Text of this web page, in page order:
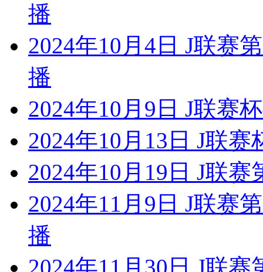
播
2024年10月4日 J联赛
播
2024年10月9日 J联赛
2024年10月13日 J联
2024年10月19日 J联
2024年11月9日 J联赛
播
2024年11月30日 J联